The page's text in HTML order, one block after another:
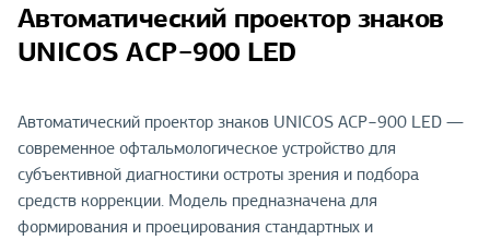
Автоматический проектор знаков
UNICOS ACP−900 LED
Автоматический проектор знаков UNICOS ACP−900 LED —
современное офтальмологическое устройство для
субъективной диагностики остроты зрения и подбора
средств коррекции. Модель предназначена для
формирования и проецирования стандартных и